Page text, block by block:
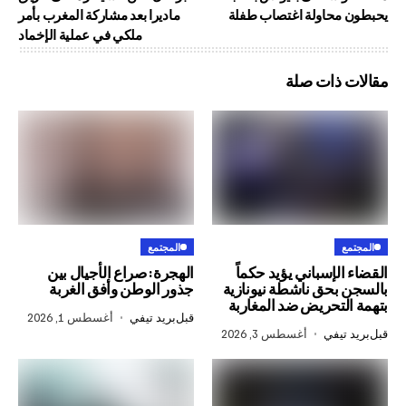
ماديرا بعد مشاركة المغرب بأمر
ملكي في عملية الإخماد
اغتصاب طفلة
صلة
يؤيد حكماً
ناشطة نيونازية
ضد المغاربة
أغسطس 3, 2026
الهجرة: صراع الأجيال بين
جذور الوطن وأفق الغربة
قبلبريد تيفي أغسطس 1, 2026